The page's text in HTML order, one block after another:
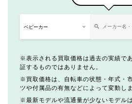
表示される買取価格は過去の実績で
証するものではありません。
買取価格は、自転車の状態・年式・
ツや付属品の有無などによって変動しま
最新モデルや流通量が少ないモデル